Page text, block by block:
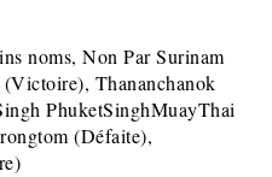
noms, Non Par Surinam
Thananchanok
PhuketSinghMuayThai
(Défaite),